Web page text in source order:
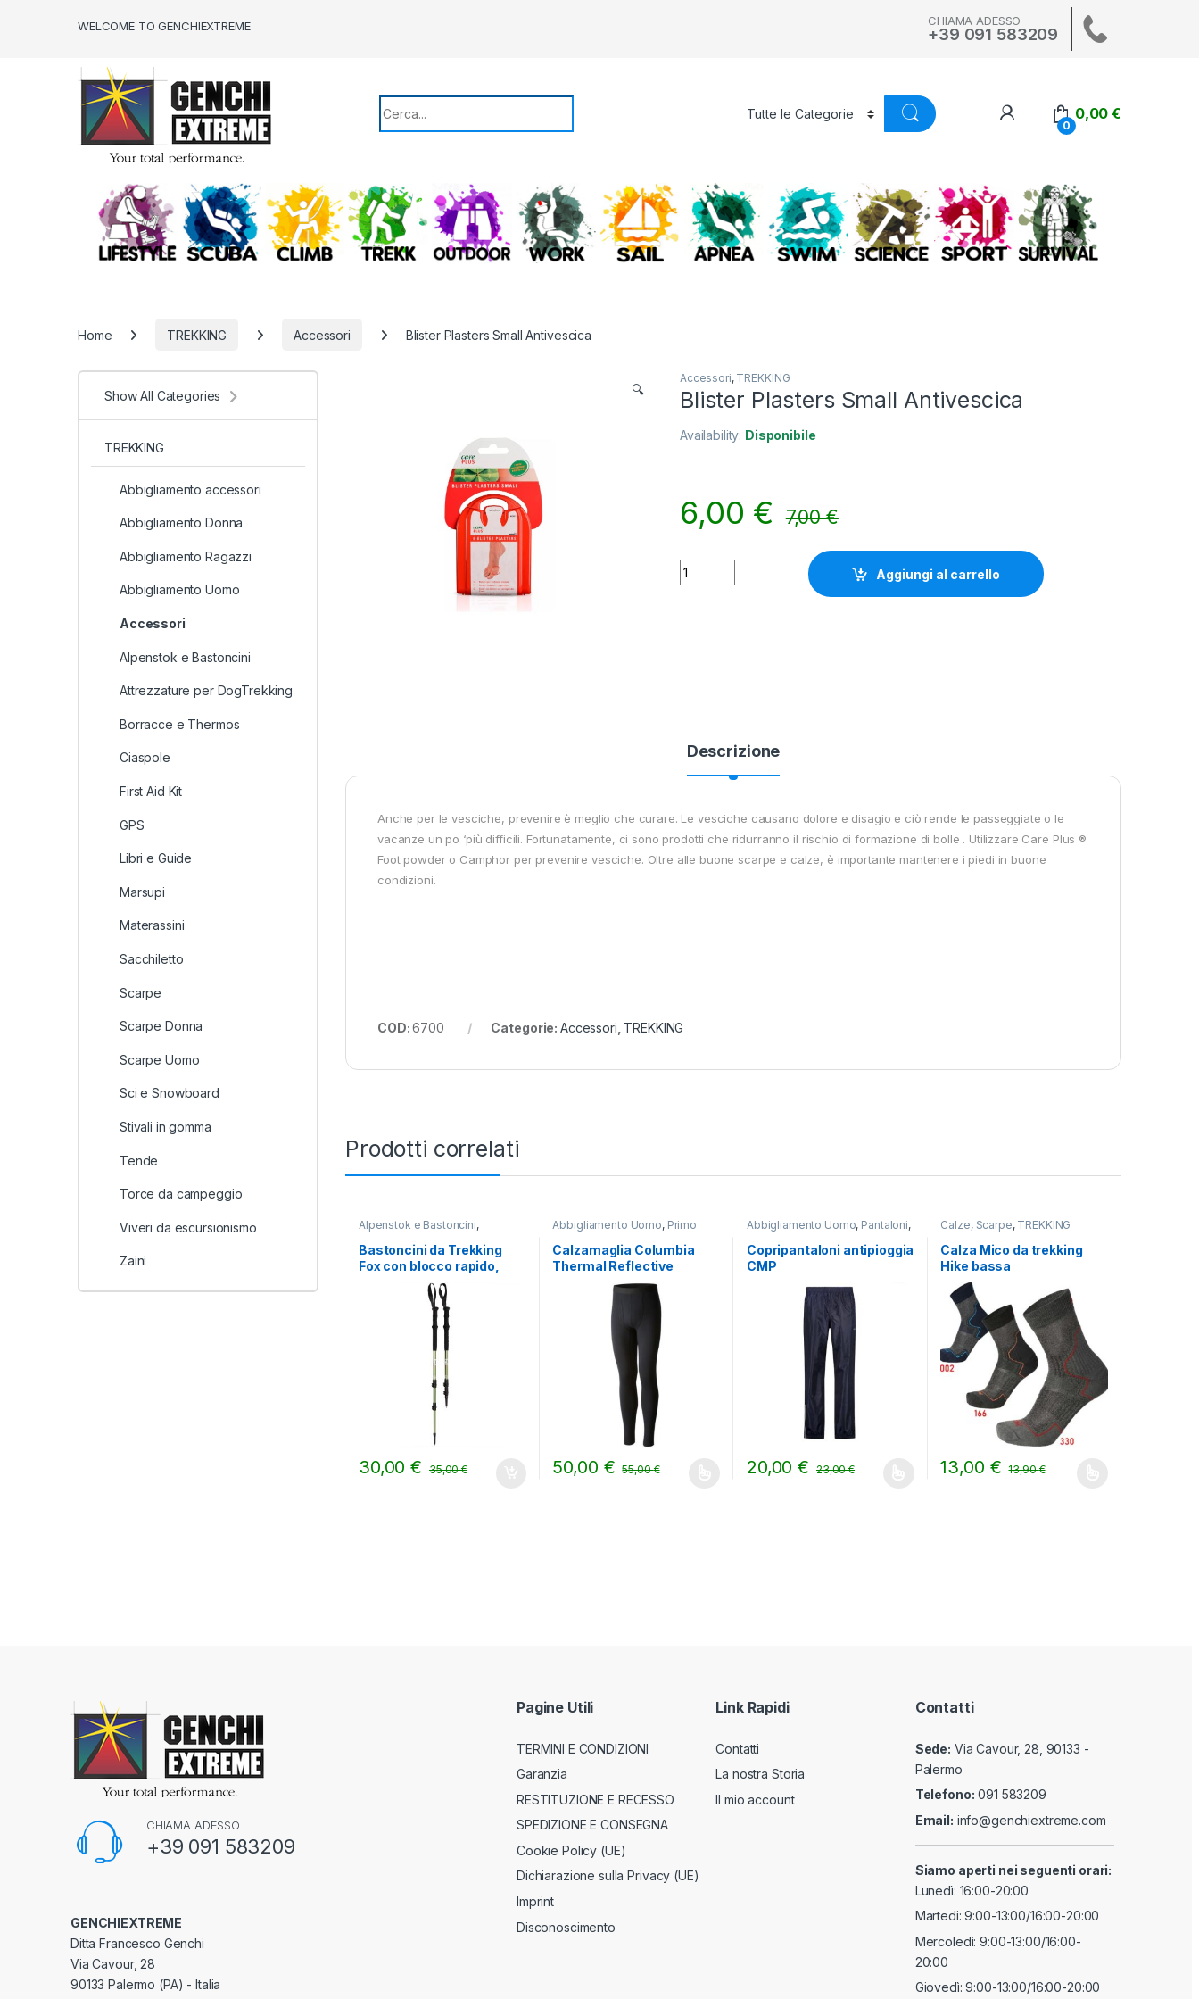
WELCOME TO GENCHIEXTREME CHIAMA ADESSO
+39 091 583209
Search for:
0
0,00€
LIFESTYLE SCUBA CLIMB TREKKING OUTDOOR WORK SAIL APNEA SWIM SCIENCE ALTRI SPORT
Home TREKKING Accessori Blister Plasters Small Antivescica
🔍
Accessori, TREKKING
Blister Plasters Small Antivescica
Availability: Disponibile
6,00 € 7,00€
Blister Plasters Small Antivescica quantity
Aggiungi al carrello
Descrizione
Anche per le vesciche, prevenire è meglio che curare. Le vesciche causano dolore e disagio e ciò rende le passeggiate o le
vacanze un po ‘più difficili. Fortunatamente, ci sono prodotti che ridurranno il rischio di formazione di bolle . Utilizzare Care Plus ®
Foot powder o Camphor per prevenire vesciche. Oltre alle buone scarpe e calze, è importante mantenere i piedi in buone
condizioni.
COD:6700 Categorie: Accessori TREKKING
Prodotti correlati
Alpenstok e Bastoncini,
TREKKING
Bastoncini da Trekking
Fox con blocco rapido,
sacca e rotelle
30,00€ 35,00€
Abbigliamento Uomo, Primo
strato
Calzamaglia Columbia
Thermal Reflective
OmniHeat
50,00 € 55,00€
Abbigliamento Uomo, Pantaloni,
TREKKING
Copripantaloni antipioggia
CMP
20,00€ 23,00€
Calze, Scarpe, TREKKING
Calza Mico da trekking
Hike bassa
13,00 € 13,90€
Show All Categories
TREKKING
Abbigliamento accessori
Abbigliamento Donna
Abbigliamento Ragazzi
Abbigliamento Uomo
Accessori
Alpenstok e Bastoncini
Attrezzature per DogTrekking
Borracce e Thermos
Ciaspole
First Aid Kit
GPS
Libri e Guide
Marsupi
Materassini
Sacchiletto
Scarpe
Scarpe Donna
Scarpe Uomo
Sci e Snowboard
Stivali in gomma
Tende
Torce da campeggio
Viveri da escursionismo
Zaini
CHIAMA ADESSO
+39 091 583209
GENCHIEXTREME
Ditta Francesco Genchi
Via Cavour, 28
90133 Palermo (PA) - Italia
Pagine Utili
TERMINI E CONDIZIONI
Garanzia
RESTITUZIONE E RECESSO
SPEDIZIONE E CONSEGNA
Cookie Policy (UE)
Dichiarazione sulla Privacy (UE)
Imprint
Disconoscimento
Link Rapidi
Contatti
La nostra Storia
Il mio account
Contatti
Sede: Via Cavour, 28, 90133 -
Palermo
Telefono: 091 583209
Email: info@genchiextreme.com
Siamo aperti nei seguenti orari:
Lunedì: 16:00-20:00
Martedi: 9:00-13:00/16:00-20:00
Mercoledì: 9:00-13:00/16:00-
20:00
Giovedì: 9:00-13:00/16:00-20:00